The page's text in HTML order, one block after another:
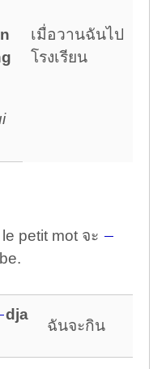
เมื่อวานฉันไป
โรงเรียน
petit mot จะ
dja
ฉันจะกิน